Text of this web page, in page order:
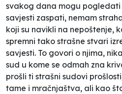
svakog dana mogu
savjesti zaspati, nemam
koji su navikli na nepoštenje,
spremni tako strašne stvari
savjesti. To govori o njima,
sud u kome se odmah zna
prošli ti strašni sudovi
tame i mračnjaštva, ali kao